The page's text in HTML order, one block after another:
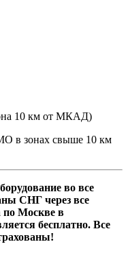
10 км от МКАД)
в зонах свыше 10 км
во все
СНГ через все
по Москве в
бесплатно. Все